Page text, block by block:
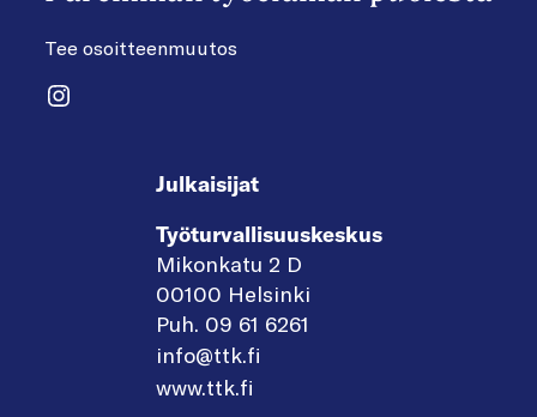
Tee osoitteenmuutos
Instagram
Julkaisijat
Työturvallisuuskeskus
Mikonkatu 2 D
00100 Helsinki
Puh. 09 61 6261
info@ttk.fi
www.ttk.fi